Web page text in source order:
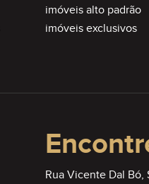
imóveis alto padrão
imóveis exclusivos
Rua Vicente Dal Bó,